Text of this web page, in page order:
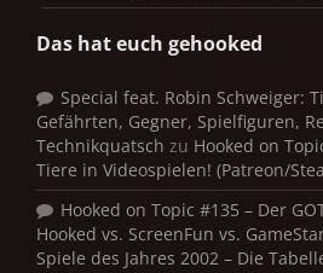
Das hat euch gehooked
Special feat. Robin Schweiger:
Gefährten, Gegner, Spielfiguren,
Technikquatsch zu Hooked on
Tiere in Videospielen! (Patreon/
Hooked on Topic #135 – Der
Hooked vs. ScreenFun vs.
Spiele des Jahres 2002 – Die